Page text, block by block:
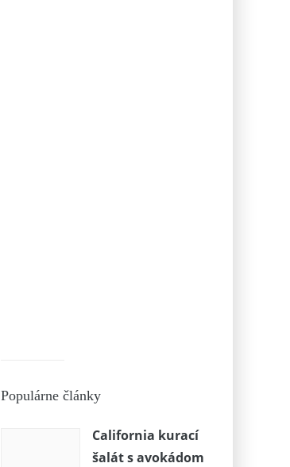
Populárne články
California kurací
šalát s avokádom